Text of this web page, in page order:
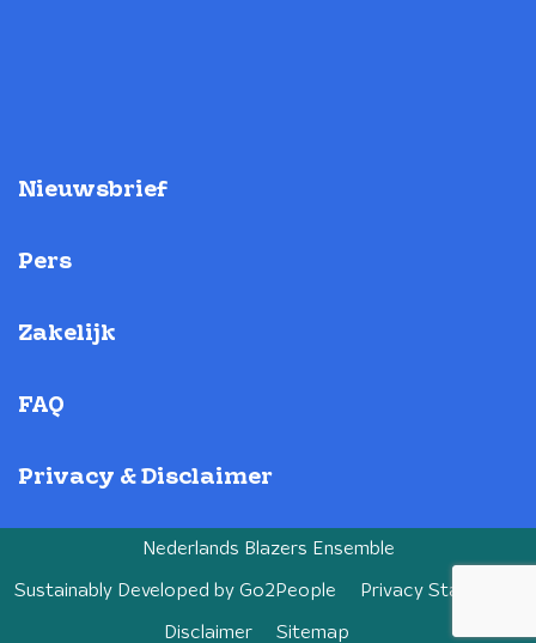
Nieuwsbrief
Pers
Zakelijk
FAQ
Privacy & Disclaimer
Nederlands Blazers Ensemble
Sustainably Developed by Go2People Privacy Statement
Disclaimer Sitemap